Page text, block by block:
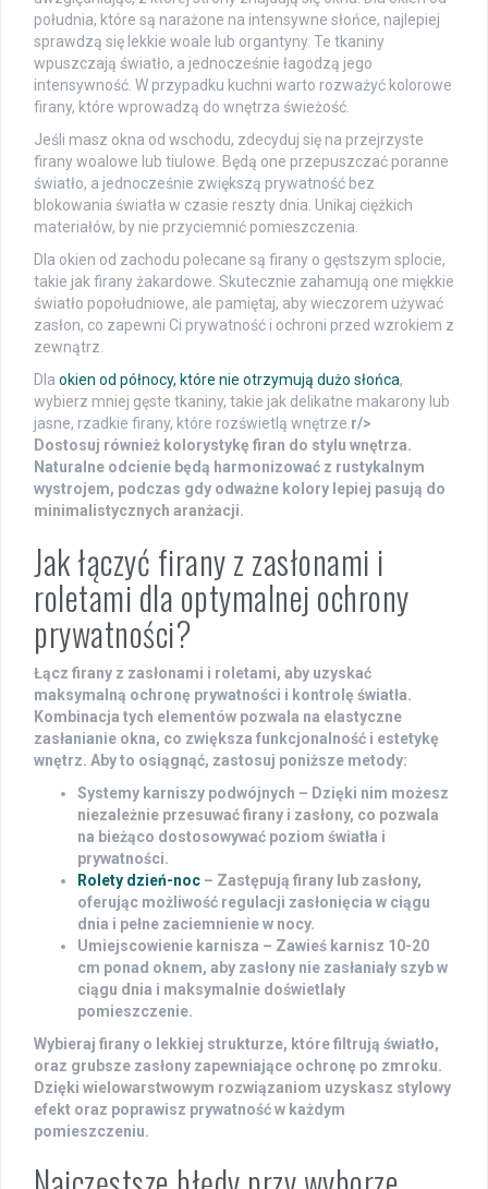
południa, które są narażone na intensywne słońce, najlepiej
sprawdzą się lekkie woale lub organtyny. Te tkaniny
wpuszczają światło, a jednocześnie łagodzą jego
intensywność. W przypadku kuchni warto rozważyć kolorowe
firany, które wprowadzą do wnętrza świeżość.
Jeśli masz okna od wschodu, zdecyduj się na przejrzyste
firany woalowe lub tiulowe. Będą one przepuszczać poranne
światło, a jednocześnie zwiększą prywatność bez
blokowania światła w czasie reszty dnia. Unikaj ciężkich
materiałów, by nie przyciemnić pomieszczenia.
Dla okien od zachodu polecane są firany o gęstszym splocie,
takie jak firany żakardowe. Skutecznie zahamują one miękkie
światło popołudniowe, ale pamiętaj, aby wieczorem używać
zasłon, co zapewni Ci prywatność i ochroni przed wzrokiem z
zewnątrz.
Dla okien od północy, które nie otrzymują dużo słońca,
wybierz mniej gęste tkaniny, takie jak delikatne makarony lub
jasne, rzadkie firany, które rozświetlą wnętrze. r/>
Dostosuj również kolorystykę firan do stylu wnętrza.
Naturalne odcienie będą harmonizować z rustykalnym
wystrojem, podczas gdy odważne kolory lepiej pasują do
minimalistycznych aranżacji.
Jak łączyć firany z zasłonami i
roletami dla optymalnej ochrony
prywatności?
Łącz firany z zasłonami i roletami, aby uzyskać
maksymalną ochronę prywatności i kontrolę światła.
Kombinacja tych elementów pozwala na elastyczne
zasłanianie okna, co zwiększa funkcjonalność i estetykę
wnętrz. Aby to osiągnąć, zastosuj poniższe metody:
Systemy karniszy podwójnych – Dzięki nim możesz
niezależnie przesuwać firany i zasłony, co pozwala
na bieżąco dostosowywać poziom światła i
prywatności.
Rolety dzień-noc – Zastępują firany lub zasłony,
oferując możliwość regulacji zasłonięcia w ciągu
dnia i pełne zaciemnienie w nocy.
Umiejscowienie karnisza – Zawieś karnisz 10-20
cm ponad oknem, aby zasłony nie zasłaniały szyb w
ciągu dnia i maksymalnie doświetlały
pomieszczenie.
Wybieraj firany o lekkiej strukturze, które filtrują światło,
oraz grubsze zasłony zapewniające ochronę po zmroku.
Dzięki wielowarstwowym rozwiązaniom uzyskasz stylowy
efekt oraz poprawisz prywatność w każdym
pomieszczeniu.